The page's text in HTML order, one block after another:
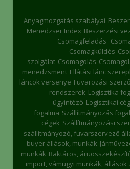
Anyagmozgatás szabályai
Menedzser Index Beszerzési
Csomagfeladás
Csomagküldés
szolgálat Csomagolás
menedzsment Ellátási lánc
láncok versenye Fuvarozási
rendszerek Logisztika
ügyintéző Logisztikai
fogalma Szállítmányozás
cégek Szállítmányozási
szállítmányozó, fuvarszervező
buyer állások, munkák
munkák Raktáros,
import, vámügyi munkák, állások